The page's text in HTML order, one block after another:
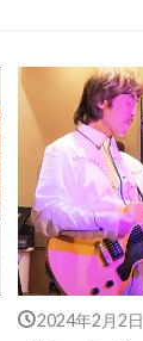
2024年2月2日